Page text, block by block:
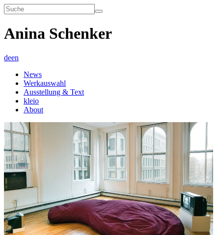
Anina Schenker
deen
News
Werkauswahl
Ausstellung & Text
kleio
About